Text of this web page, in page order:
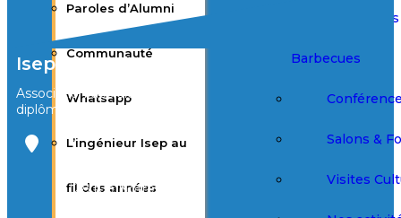
Paroles d’Alumni
Communauté
Whatsapp
L’ingénieur Isep au
fil des années
Barbecues
Salons &
Visites
Isep Alumni
Association des élèves et
diplômés de l’Isep
28 rue Notre